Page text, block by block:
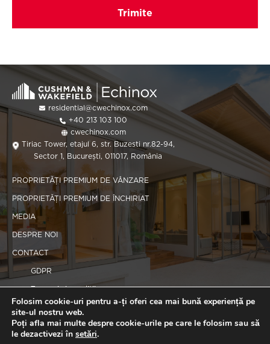
residential@cwechinox.com
+40 213 103 100
cwechinox.com
Tiriac Tower, etajul 6, str. Buzesti nr.82-94,
Sector 1, București, 011017, România
PROPRIETĂȚI PREMIUM DE VÂNZARE
PROPRIETĂȚI PREMIUM DE ÎNCHIRIAT
MEDIA
DESPRE NOI
CONTACT
GDPR
Termeni și condiții
Politica de cookie-uri
Folosim cookie-uri pentru a-ți oferi cea mai bună experiență pe
site-ul nostru web.
Poți afla mai multe despre cookie-urile pe care le folosim sau să
le dezactivezi în setări.